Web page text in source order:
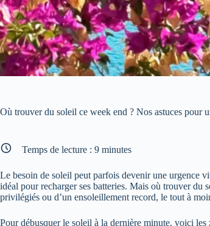
Où trouver du soleil ce week end ? Nos astuces pour
Temps de lecture : 9 minutes
Le besoin de soleil peut parfois devenir une urgence
idéal pour recharger ses batteries. Mais où trouver du
privilégiés ou d’un ensoleillement record, le tout à
Pour débusquer le soleil à la dernière minute, voici les